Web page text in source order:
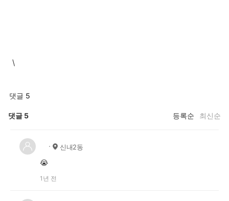
\
댓글 5
댓글 5 등록순 최신순
신내2동
😭
1년 전